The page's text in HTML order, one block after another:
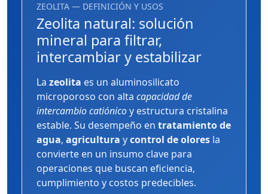
ZEOLITA — DEFINICIÓN Y USOS
Zeolita natural: solución
mineral para filtrar,
intercambiar y estabilizar
La zeolita es un aluminosilicato
microporoso con alta capacidad de
intercambio catiónicoy estructura cristalina
estable. Su desempeño en tratamiento de
agua, agricultura ycontrol de olores la
convierte en un insumo clave para
operaciones que buscan eficiencia,
cumplimiento y costos predecibles.